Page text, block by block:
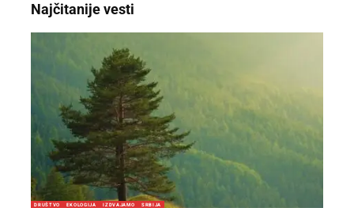
Najčitanije vesti
DRUŠTVO EKOLOGIJA IZDVAJAMO SRBIJA